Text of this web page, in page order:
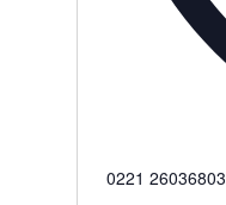
Telefon
0221 26036803